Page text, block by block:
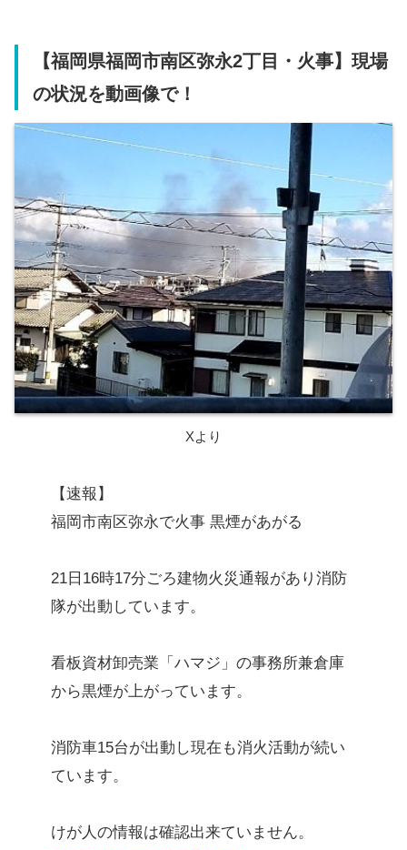
【福岡県福岡市南区弥永2丁目・火事】現場
の状況を動画像で！
Xより
【速報】
福岡市南区弥永で火事 黒煙があがる
21日16時17分ごろ建物火災通報があり消防
隊が出動しています。
看板資材卸売業「ハマジ」の事務所兼倉庫
から黒煙が上がっています。
消防車15台が出動し現在も消火活動が続い
ています。
けが人の情報は確認出来ていません。